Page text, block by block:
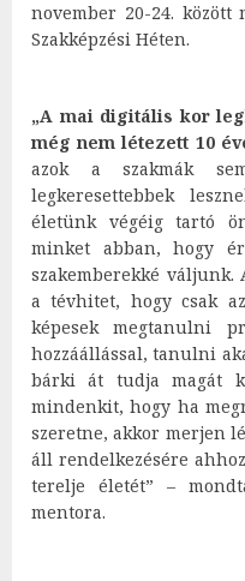
november 20-24. között
Szakképzési Héten.
„A mai digitális kor
még nem létezett 10
azok a szakmák
legkeresettebbek
életünk végéig tartó
minket abban, hogy
szakemberekké váljunk.
a tévhitet, hogy csak
képesek megtanulni
hozzáállással, tanulni
bárki át tudja magát
mindenkit, hogy ha
szeretne, akkor merjen
áll rendelkezésére
terelje életét” –
mentora.